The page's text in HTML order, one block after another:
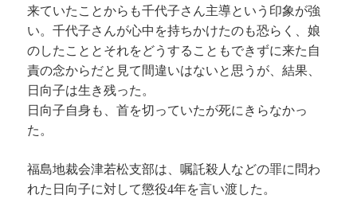
来ていたことからも千代子さん主導という印象が強
い。千代子さんが心中を持ちかけたのも恐らく、娘
のしたこととそれをどうすることもできずに来た自
責の念からだと見て間違いはないと思うが、結果、
日向子は生き残った。
日向子自身も、首を切っていたが死にきらなかっ
た。
福島地裁会津若松支部は、嘱託殺人などの罪に問わ
れた日向子に対して懲役4年を言い渡した。